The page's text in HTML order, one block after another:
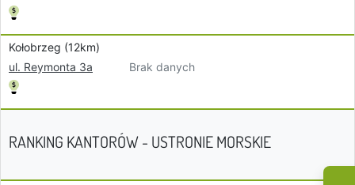
Kołobrzeg (12km)
ul. Reymonta 3a
Brak danych
RANKING KANTORÓW - USTRONIE MORSKIE